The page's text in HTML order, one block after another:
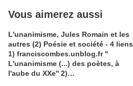
Vous aimerez aussi
L'unanimisme, Jules Romain et les
autres (2) Poésie et société - 4 liens
1) franciscombes.unblog.fr ''
L'unanimisme (...) des poètes, à
l'aube du XXe'' 2)